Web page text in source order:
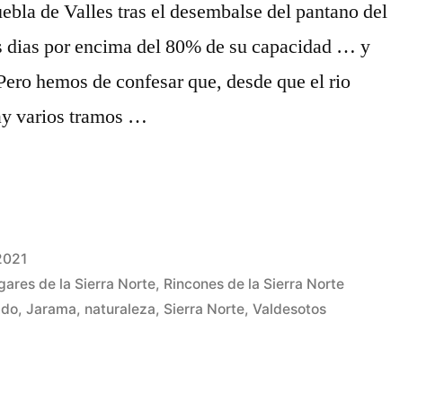
de Valles tras el desembalse del pantano del
dias por encima del 80% de su capacidad … y
hemos de confesar que, desde que el rio
varios tramos …
de la Sierra Norte, Rincones de la Sierra Norte
,Jarama, naturaleza, Sierra Norte,Valdesotos